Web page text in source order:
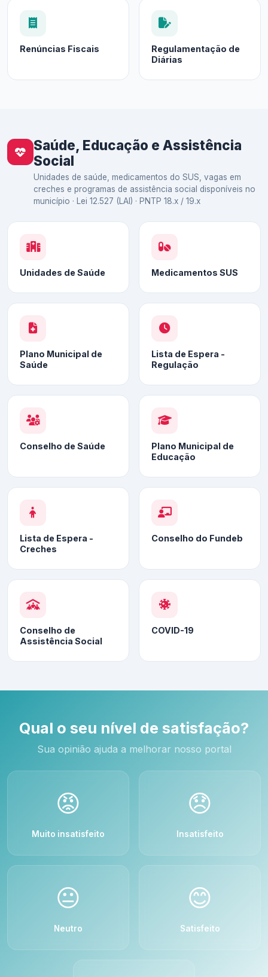
Renúncias Fiscais
Regulamentação de
Diárias
Saúde, Educação e Assistência
Social
Unidades de saúde, medicamentos do SUS, vagas em
creches e programas de assistência social disponíveis no
município · Lei 12.527 (LAI) · PNTP 18.x / 19.x
Unidades de Saúde Medicamentos SUS
Plano Municipal de
Saúde
Lista de Espera -
Regulação
Conselho de Saúde
Plano Municipal de
Educação
Lista de Espera -
Creches
Conselho do Fundeb
Conselho de
Assistência Social
COVID-19
Qual o seu nível de satisfação?
Sua opinião ajuda a melhorar nosso portal
😡
Muito insatisfeito
😞
Insatisfeito
😐
Neutro
😊
Satisfeito